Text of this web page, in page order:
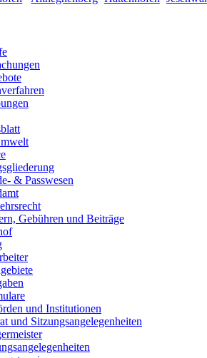
& Passwesen
Gebühren und Beiträge
und Institutionen
und Sitzungsangelegenheiten